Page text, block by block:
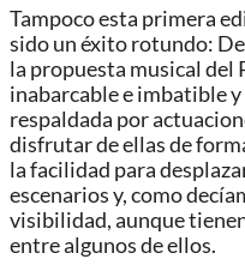
Tampoco esta primera
sido un éxito rotundo:
la propuesta musical del
inabarcable e imbatible
respaldada por
disfrutar de ellas de
la facilidad para
escenarios y, como
visibilidad, aunque
entre algunos de ellos.